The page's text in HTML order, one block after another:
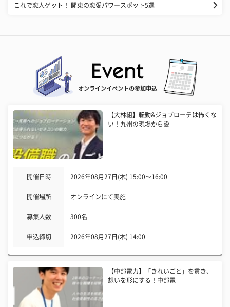
これで恋人ゲット！ 関東の恋愛パワースポット5選
オンラインイベントの参加申込
【大林組】転勤&ジョブローテは怖くな
い！九州の現場から設
開催日時 2026年08月27日(木) 15:00〜16:00
開催場所 オンラインにて実施
募集人数 300名
申込締切 2026年08月27日(木) 14:00
【中部電力】「きれいごと」を貫き、
想いを形にする！中部電